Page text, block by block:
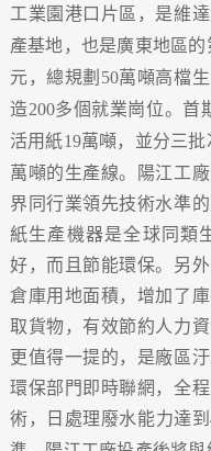
工業園港口片區，是維
產基地，也是廣東地區的
元，總規劃50萬噸高檔
造200多個就業崗位。首
活用紙19萬噸，並分三
萬噸的生產線。陽江工
界同行業領先技術水準
紙生產機器是全球同類
好，而且節能環保。另
倉庫用地面積，增加了
取貨物，有效節約人力
更值得一提的，是廠區
環保部門即時聯網，全
術，日處理廢水能力達到